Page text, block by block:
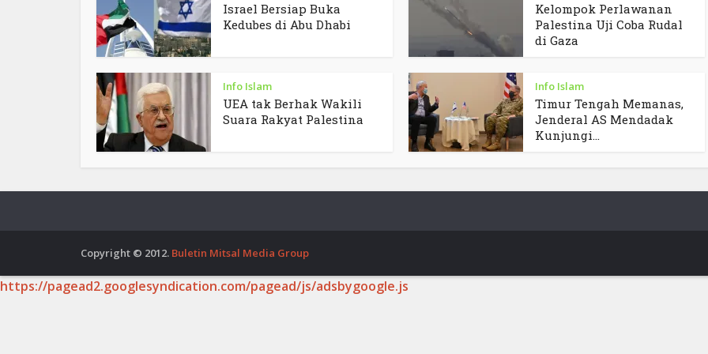
Israel Bersiap Buka
Kedubes di Abu Dhabi
Kelompok Perlawanan
Palestina Uji Coba Rudal
di Gaza
Info Islam
UEA tak Berhak Wakili
Suara Rakyat Palestina
Info Islam
Timur Tengah Memanas,
Jenderal AS Mendadak
Kunjungi...
Copyright © 2012. Buletin Mitsal Media Group
https://pagead2.googlesyndication.com/pagead/js/adsbygoogle.js